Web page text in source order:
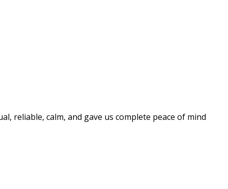
reliable, calm, and gave us complete peace of mind